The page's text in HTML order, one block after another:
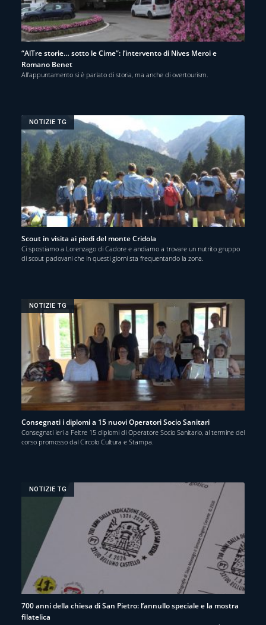
“AlTre storie… sotto le Cime”: l’intervento di Nives Meroi e
Romano Benet
All’appuntamento si è parlato di storia, ma anche di overtourism.
NOTIZIE TG
Scout in visita ai piedi del monte Cridola
Ci spostiamo a Lorenzago di Cadore e andiamo a trovare un nutrito gruppo
di scout padovani che in questi giorni sta frequentando la zona.
NOTIZIE TG
Consegnati i diplomi a 15 nuovi Operatori Socio Sanitari
Consegnati ieri a Feltre 15 diplomi di Operatore Socio Sanitario, al termine del
corso promosso dal Circolo Cultura e Stampa.
NOTIZIE TG
700 anni della chiesa di San Pietro: l’annullo speciale e la mostra
filatelica